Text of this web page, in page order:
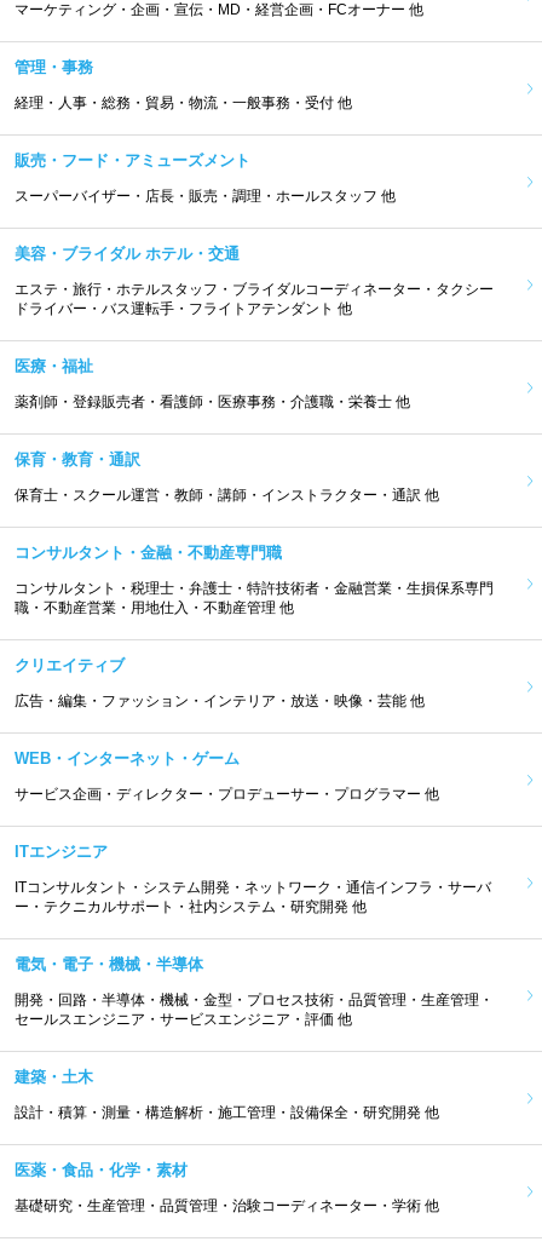
マーケティング・企画・宣伝・MD・経営企画・FCオーナー 他
管理・事務
経理・人事・総務・貿易・物流・一般事務・受付 他
販売・フード・アミューズメント
スーパーバイザー・店長・販売・調理・ホールスタッフ 他
美容・ブライダル ホテル・交通
エステ・旅行・ホテルスタッフ・ブライダルコーディネーター・タクシー
ドライバー・バス運転手・フライトアテンダント 他
医療・福祉
薬剤師・登録販売者・看護師・医療事務・介護職・栄養士 他
保育・教育・通訳
保育士・スクール運営・教師・講師・インストラクター・通訳 他
コンサルタント・金融・不動産専門職
コンサルタント・税理士・弁護士・特許技術者・金融営業・生損保系専門
職・不動産営業・用地仕入・不動産管理 他
クリエイティブ
広告・編集・ファッション・インテリア・放送・映像・芸能 他
WEB・インターネット・ゲーム
サービス企画・ディレクター・プロデューサー・プログラマー 他
ITエンジニア
ITコンサルタント・システム開発・ネットワーク・通信インフラ・サーバ
ー・テクニカルサポート・社内システム・研究開発 他
電気・電子・機械・半導体
開発・回路・半導体・機械・金型・プロセス技術・品質管理・生産管理・
セールスエンジニア・サービスエンジニア・評価 他
建築・土木
設計・積算・測量・構造解析・施工管理・設備保全・研究開発 他
医薬・食品・化学・素材
基礎研究・生産管理・品質管理・治験コーディネーター・学術 他